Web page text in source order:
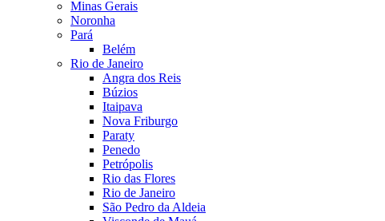
Minas Gerais
Noronha
Pará
Belém
Rio de Janeiro
Angra dos Reis
Búzios
Itaipava
Nova Friburgo
Paraty
Penedo
Petrópolis
Rio das Flores
Rio de Janeiro
São Pedro da Aldeia